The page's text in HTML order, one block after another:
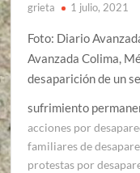
grieta 1 julio, 2021
Foto: Diario
Avanzada Colima,
desaparición de un
sufrimiento
acciones por
familiares de
protestas por